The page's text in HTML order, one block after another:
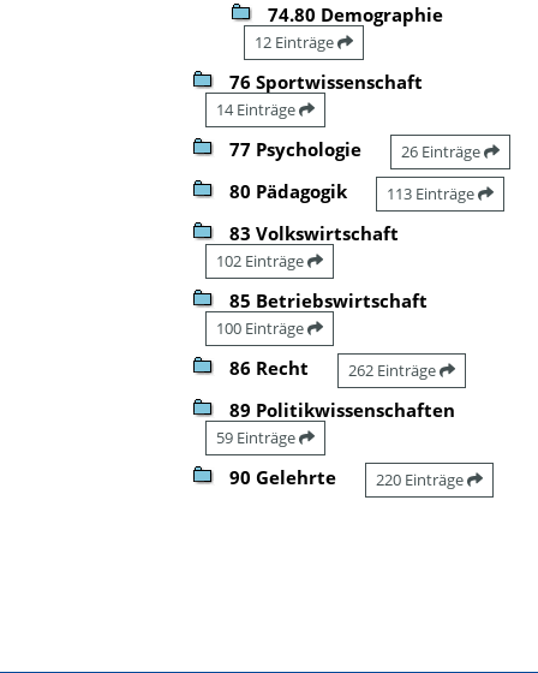
74.80 Demographie
12 Einträge
76 Sportwissenschaft
14 Einträge
77 Psychologie 26 Einträge
80 Pädagogik 113 Einträge
83 Volkswirtschaft
102 Einträge
85 Betriebswirtschaft
100 Einträge
86 Recht 262 Einträge
89 Politikwissenschaften
59 Einträge
90 Gelehrte 220 Einträge